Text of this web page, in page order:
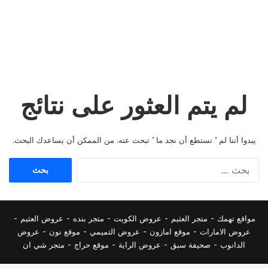
لم يتم العثور على نتائج
يبدوا أننا لم ’ نستطع أن نجد ما ’ تبحث عنه. من الممكن أن يساعدك البحث.
مواقع تهمك - متجر العثيم - عروض الكويت - متجر بنده - عروض العثيم -
عروض الامارات - موقع امازون - عروض التميمي - موقع نون - عروض
الدانوب - صحيفة سبق - عروض الراية - موقع حراج - متجر شي ان